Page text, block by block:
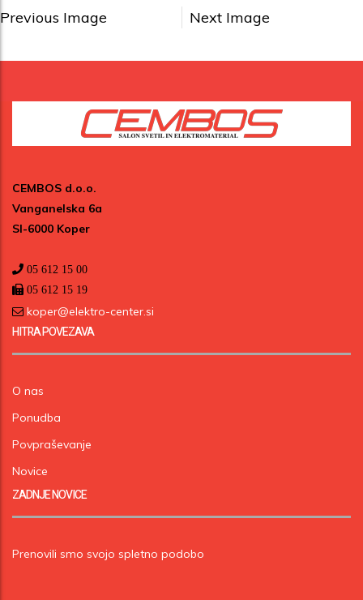
Previous Image Next Image
CEMBOS d.o.o.
Vanganelska 6a
SI-6000 Koper
05 612 15 00
05 612 15 19
koper@elektro-center.si
HITRA POVEZAVA
O nas
Ponudba
Povpraševanje
Novice
ZADNJE NOVICE
Prenovili smo svojo spletno podobo